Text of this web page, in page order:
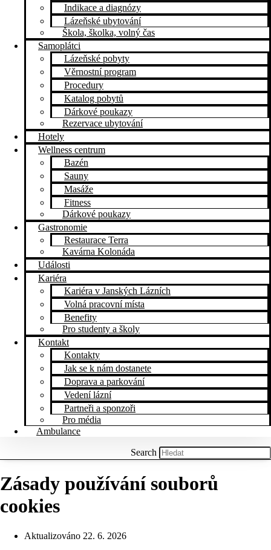
Indikace a diagnózy
Lázeňské ubytování
Škola, školka, volný čas
Samoplátci
Lázeňské pobyty
Věrnostní program
Procedury
Katalog pobytů
Dárkové poukazy​
Rezervace ubytování
Hotely
Wellness centrum
Bazén
Sauny
Masáže
Fitness
Dárkové poukazy​
Gastronomie
Restaurace Terra
Kavárna Kolonáda
Události
Kariéra
Kariéra v Janských Lázních
Volná pracovní místa
Benefity
Pro studenty a školy
Kontakt
Kontakty
Jak se k nám dostanete
Doprava a parkování
Vedení lázní
Partneři a sponzoři
Pro média
Ambulance
Search
Zásady používání souborů
cookies
Aktualizováno 22. 6. 2026